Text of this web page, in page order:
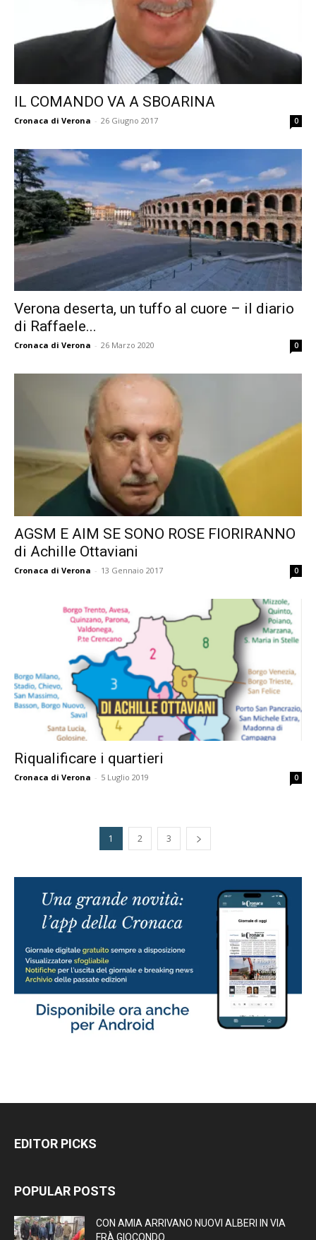
IL COMANDO VA A SBOARINA
Cronaca di Verona - 26 Giugno 2017 0
Verona deserta, un tuffo al cuore – il diario
di Raffaele...
Cronaca di Verona - 26 Marzo 2020 0
AGSM E AIM SE SONO ROSE FIORIRANNO
di Achille Ottaviani
Cronaca di Verona - 13 Gennaio 2017 0
Riqualificare i quartieri
Cronaca di Verona - 5 Luglio 2019 0
1 2 3
EDITOR PICKS
POPULAR POSTS
CON AMIA ARRIVANO NUOVI ALBERI IN VIA
FRÀ GIOCONDO